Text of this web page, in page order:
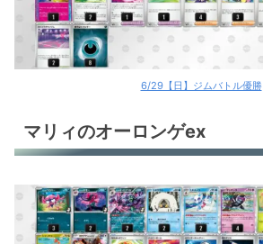
6/29【日】ジムバトル優勝
マリィのオーロンゲex